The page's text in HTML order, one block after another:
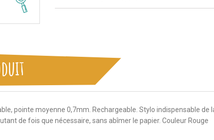
pointe moyenne 0,7mm. Rechargeable. Stylo indispensable
de fois que nécessaire, sans abîmer le papier. Couleur Rouge